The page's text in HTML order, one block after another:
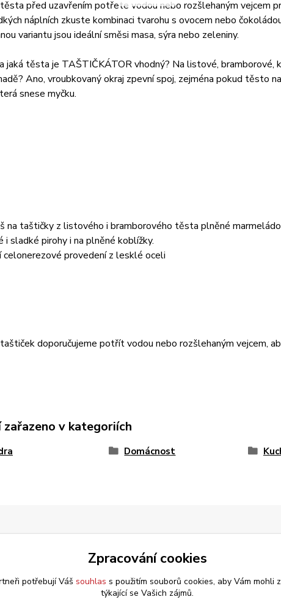
před uzavřením potřete vodou nebo rozšlehaným vejcem
náplních zkuste kombinaci tvarohu s ovocem nebo
variantu jsou ideální směsi masa, sýra nebo zeleniny.
jaká těsta je TAŠTIČKÁTOR vhodný? Na listové,
Ano, vroubkovaný okraj zpevní spoj, zejména pokud těsto
snese myčku.
na taštičky z listového i bramborového těsta plněné
i sladké pirohy i na plněné koblížky.
celonerezové provedení z lesklé oceli
doporučujeme potřít vodou nebo rozšlehaným vejcem,
zařazeno v kategoriích
Domácnost
Zpracování cookies
potřebují Váš souhlas s použitím souborů cookies, aby Vám mohli
týkající se Vašich zájmů.